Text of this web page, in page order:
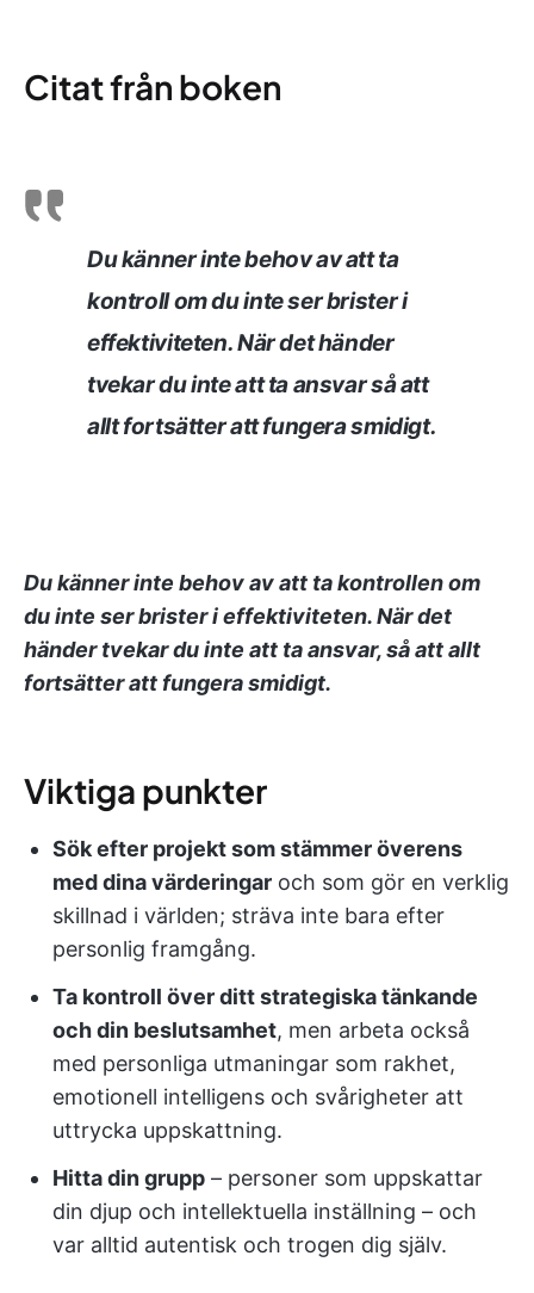
Citat från boken
Du känner inte behov av att ta
kontroll om du inte ser brister i
effektiviteten. När det händer
tvekar du inte att ta ansvar så att
allt fortsätter att fungera smidigt.
Du känner inte behov av att ta kontrollen om
du inte ser brister i effektiviteten. När det
händer tvekar du inte att ta ansvar, så att allt
fortsätter att fungera smidigt.
Viktiga punkter
Sök efter projekt som stämmer överens
med dina värderingar och som gör en verklig
skillnad i världen; sträva inte bara efter
personlig framgång.
Ta kontroll över ditt strategiska tänkande
och din beslutsamhet, men arbeta också
med personliga utmaningar som rakhet,
emotionell intelligens och svårigheter att
uttrycka uppskattning.
Hitta din grupp – personer som uppskattar
din djup och intellektuella inställning – och
var alltid autentisk och trogen dig själv.